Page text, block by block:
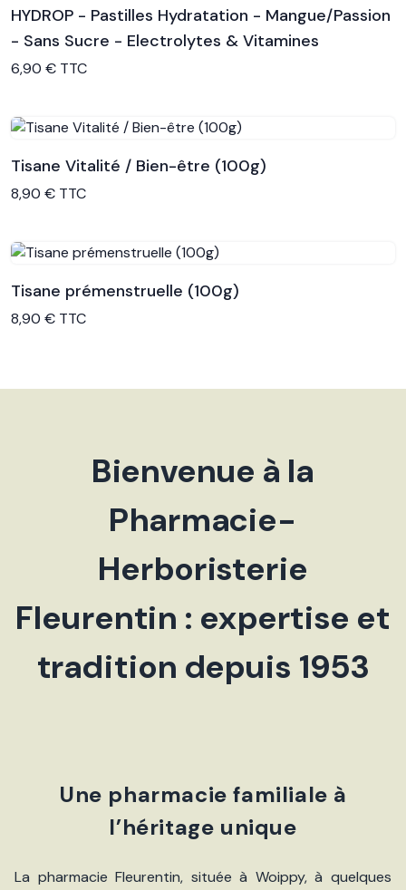
Voir le produit
HYDROP - Pastilles Hydratation - Mangue/Passion
- Sans Sucre - Electrolytes & Vitamines
6,90 € TTC
Voir le produit
Tisane Vitalité / Bien-être (100g)
8,90 € TTC
Voir le produit
Tisane prémenstruelle (100g)
8,90 € TTC
Bienvenue à la
Pharmacie-
Herboristerie
Fleurentin : expertise et
tradition depuis 1953
Une pharmacie familiale à
l’héritage unique
La pharmacie Fleurentin, située à Woippy, à quelques